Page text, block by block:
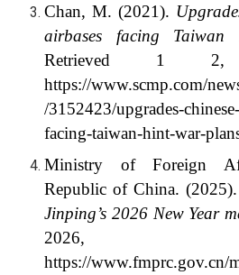
Chan, M. (2021).
airbases facing
Retrieved 1
https://www.scmp.com/
/3152423/upgrades-
facing-taiwan-hint-war-
Ministry of Foreign
Republic of China. (2025).
Jinping’s 2026 New Year
2026,
https://www.fmprc.gov.cn/